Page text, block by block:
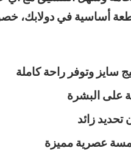
أساسية في دولابك،
وتوفر راحة كاملة
على البشرة
زائد
عصرية مميزة